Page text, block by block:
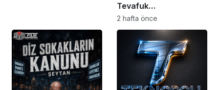
Tevafuk…
2 hafta önce